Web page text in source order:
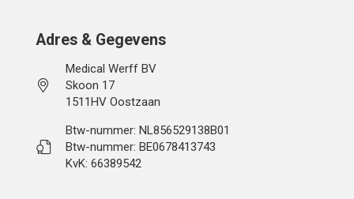
Adres & Gegevens
Medical Werff BV
Skoon 17
1511HV Oostzaan
Btw-nummer: NL856529138B01
Btw-nummer: BE0678413743
KvK: 66389542